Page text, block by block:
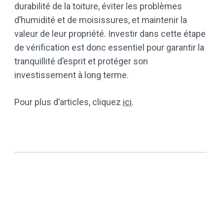
durabilité de la toiture, éviter les problèmes
d’humidité et de moisissures, et maintenir la
valeur de leur propriété. Investir dans cette étape
de vérification est donc essentiel pour garantir la
tranquillité d’esprit et protéger son
investissement à long terme.
Pour plus d’articles, cliquez ici.